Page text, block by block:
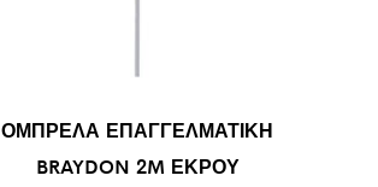
ΟΜΠΡΕΛΑ ΕΠΑΓΓΕΛΜΑΤΙΚΗ
BRAYDON 2M ΕΚΡΟΥ